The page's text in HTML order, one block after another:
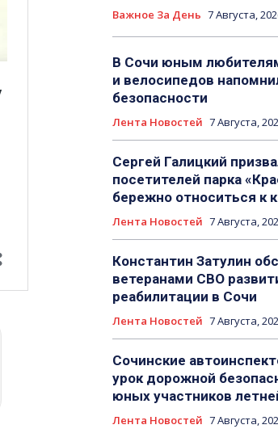
Важное За День 7 Августа,
В Сочи юным
и велосипедов
безопасности
Лента Новостей 7 Августа,
Сергей Галицкий
посетителей парка
бережно относиться к
Лента Новостей 7 Августа,
Константин Затулин
ветеранами СВО
реабилитации в Сочи
Лента Новостей 7 Августа,
Сочинские
урок дорожной
юных участников
Лента Новостей 7 Августа,